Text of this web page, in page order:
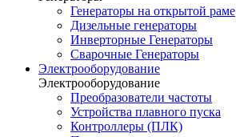
Генераторы на открытой раме
Дизельные генераторы
Инверторные Генераторы
Сварочные Генераторы
Электрооборудование
Электрооборудование
Преобразователи частоты
Устройства плавного пуска
Контроллеры (ПЛК)